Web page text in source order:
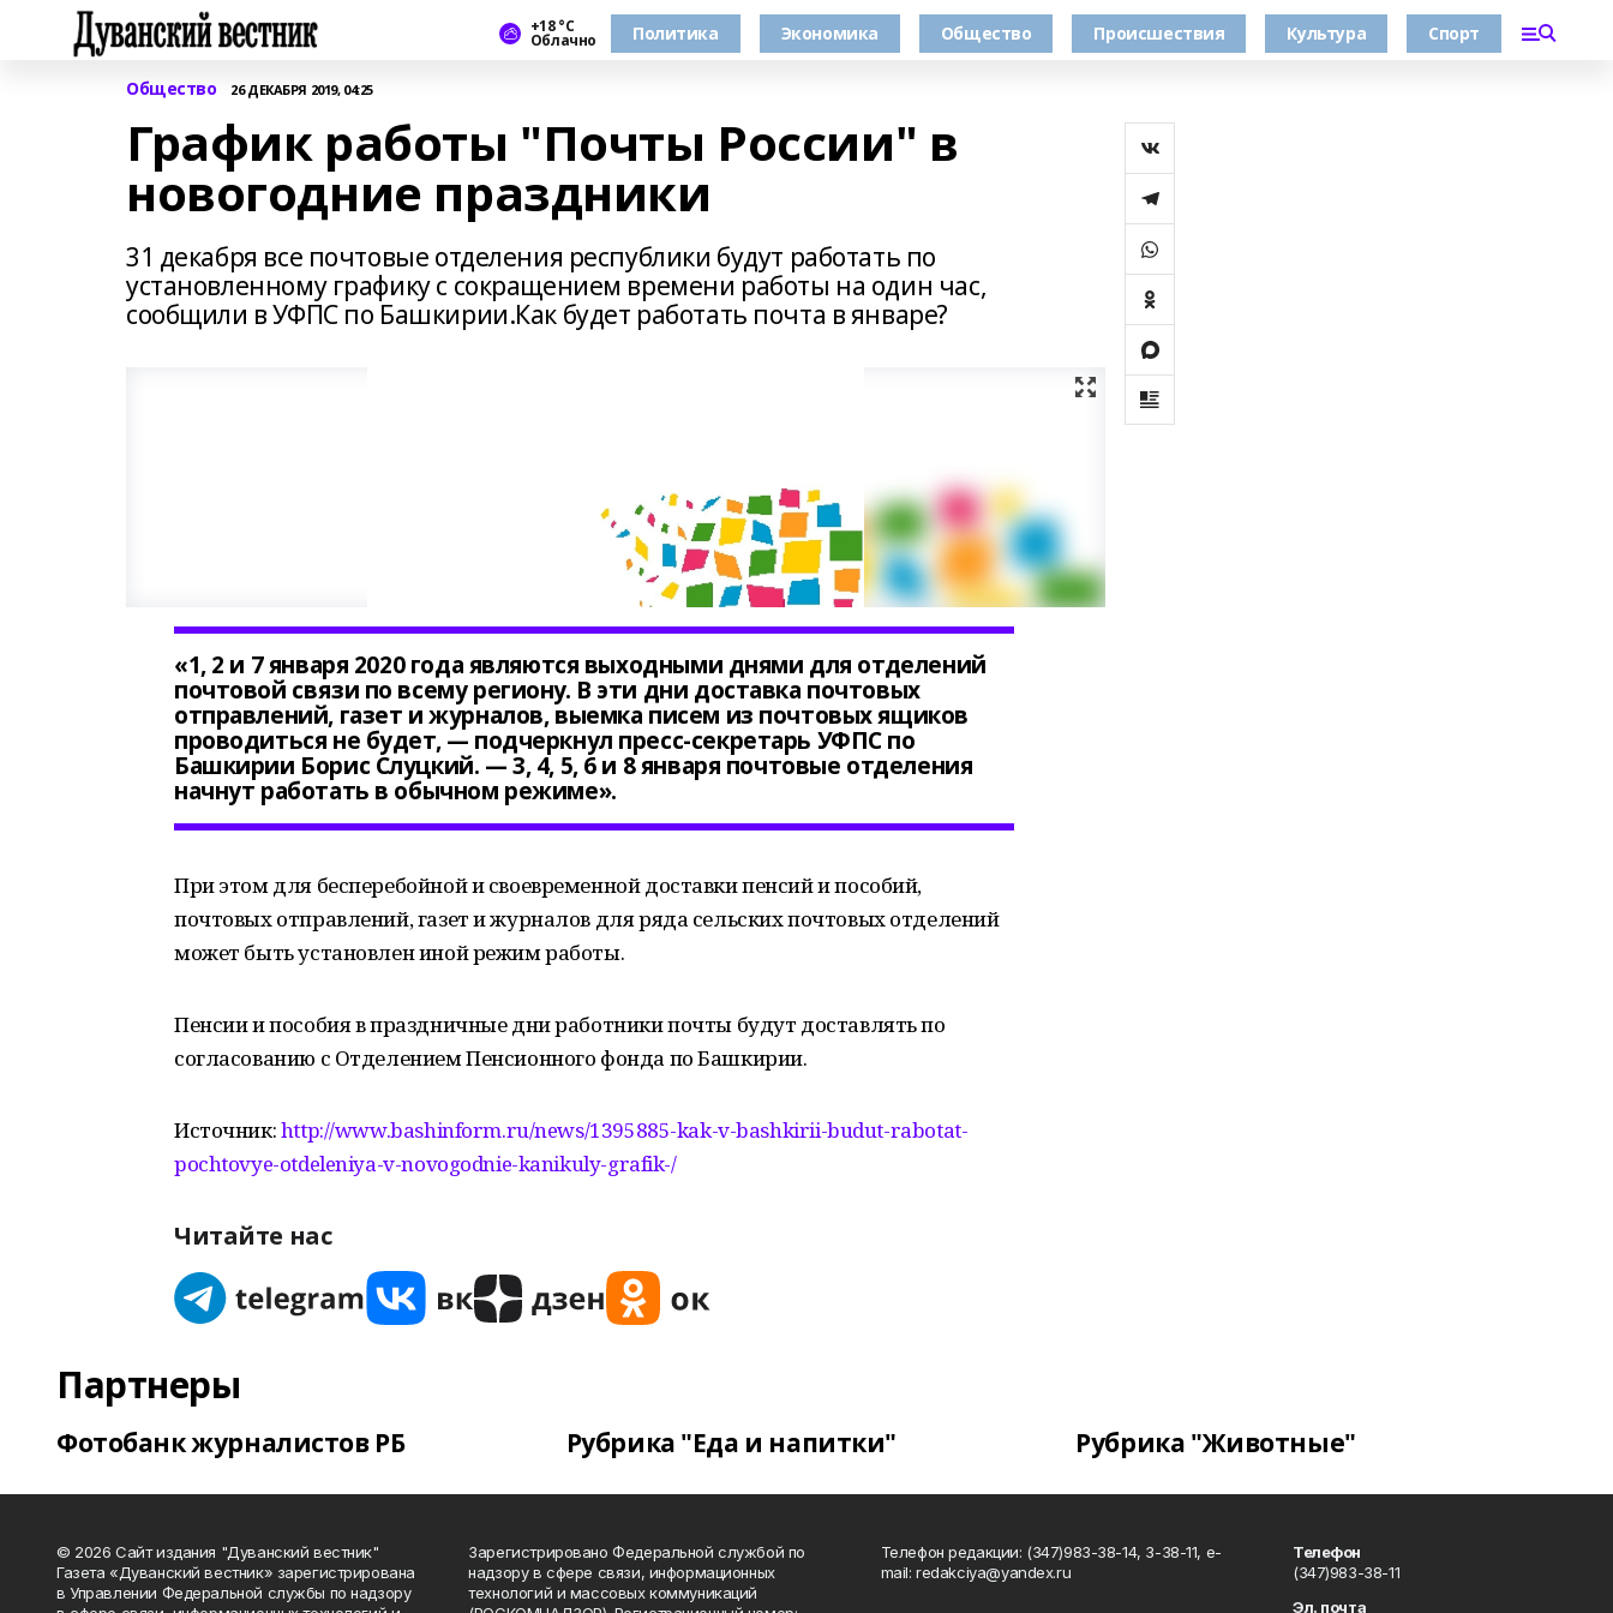
+18 °С
Облачно Политика Экономика Общество Происшествия Культура Спорт
Общество 26 ДЕКАБРЯ 2019, 04:25
График работы "Почты России" в
новогодние праздники
31 декабря все почтовые отделения республики будут работать по
установленному графику с сокращением времени работы на один час,
сообщили в УФПС по Башкирии.Как будет работать почта в январе?
«1, 2 и 7 января 2020 года являются выходными днями для отделений
почтовой связи по всему региону. В эти дни доставка почтовых
отправлений, газет и журналов, выемка писем из почтовых ящиков
проводиться не будет, — подчеркнул пресс-секретарь УФПС по
Башкирии Борис Слуцкий. — 3, 4, 5, 6 и 8 января почтовые отделения
начнут работать в обычном режиме».
При этом для бесперебойной и своевременной доставки пенсий и пособий,
почтовых отправлений, газет и журналов для ряда сельских почтовых отделений
может быть установлен иной режим работы.
Пенсии и пособия в праздничные дни работники почты будут доставлять по
согласованию с Отделением Пенсионного фонда по Башкирии.
Источник:http://www.bashinform.ru/news/1395885-kak-v-bashkirii-budut-rabotat-
pochtovye-otdeleniya-v-novogodnie-kanikuly-grafik-/
Читайте нас
Партнеры
Фотобанк журналистов РБ Рубрика "Еда и напитки" Рубрика "Животные"
© 2026 Сайт издания "Дуванский вестник"
Газета «Дуванский вестник» зарегистрирована
в Управлении Федеральной службы по надзору
Зарегистрировано Федеральной службой по
надзору в сфере связи, информационных
технологий и массовых коммуникаций
Телефон редакции: (347)983-38-14, 3-38-11, e-
mail: redakciya@yandex.ru
Телефон
(347)983-38-11
Эл. почта